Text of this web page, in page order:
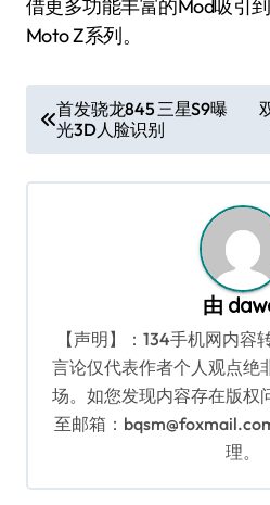
借更多功能丰富的Mod吸引
Moto Z系列。
章
导
首发骁龙845 三星S9曝
光3D人脸识别
由
【声明】：134手机网内容
言论仅代表作者个人观点绝
场。如您发现内容存在版权
至邮箱：
理。